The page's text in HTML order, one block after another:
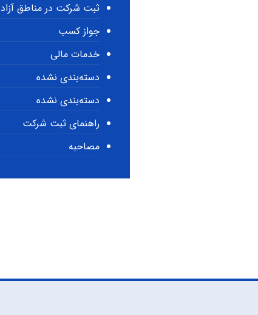
ثبت شرکت در مناطق آزاد
جواز کسب
خدمات مالی
دسته‌بندی نشده
دسته‌بندی نشده
راهنمای ثبت شرکت
مصاحبه